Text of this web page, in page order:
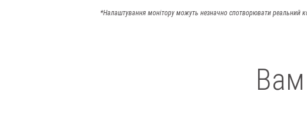
*Налаштування монітору можуть незначно спотворювати реальний